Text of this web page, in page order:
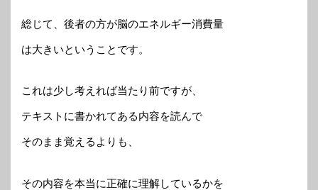
総じて、後者の方が脳のエネルギー消費量
は大きいということです。
これは少し考えれば当たり前ですが、
テキストに書かれてある内容を読んで
そのまま覚えるよりも、
その内容を本当に正確に理解しているかを